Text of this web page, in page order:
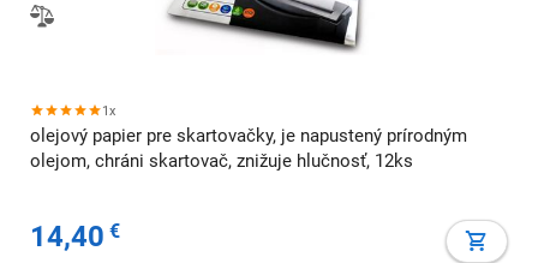
1x
olejový papier pre skartovačky, je napustený prírodným
olejom, chráni skartovač, znižuje hlučnosť, 12ks
14,40 €